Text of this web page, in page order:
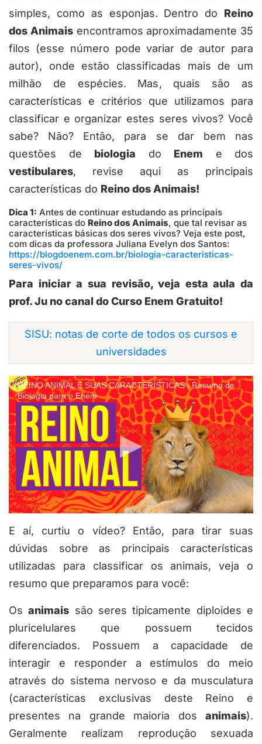
simples, como as esponjas. Dentro do Reino
dos Animaisencontramos aproximadamente 35
filos (esse número pode variar de autor para
autor), onde estão classificadas mais de um
milhão de espécies. Mas, quais são as
características e critérios que utilizamos para
classificar e organizar estes seres vivos? Você
sabe? Não? Então, para se dar bem nas
questões de biologia do Enem e dos
vestibulares, revise aqui as principais
características do Reino dos Animais!
Dica 1: Antes de continuar estudando as principais
características do Reino dos Animais, que tal revisar as
características básicas dos seres vivos? Veja este post,
com dicas da professora Juliana Evelyn dos Santos:
https://blogdoenem.com.br/biologia-caracteristicas-
seres-vivos/
Para iniciar a sua revisão, veja esta aula da
prof. Ju no canal do Curso Enem Gratuito!
SISU: notas de corte de todos os cursos e
universidades
REINO ANIMAL E SUAS CARACTERÍSTICAS | Resumo de
Biologia para o Enem
E aí, curtiu o vídeo? Então, para tirar suas
dúvidas sobre as principais características
utilizadas para classificar os animais, veja o
resumo que preparamos para você:
Osanimais são seres tipicamente diploides e
pluricelulares que possuem tecidos
diferenciados. Possuem a capacidade de
interagir e responder a estímulos do meio
através do sistema nervoso e da musculatura
(características exclusivas deste Reino e
presentes na grande maioria dos animais).
Geralmente realizam reprodução sexuada